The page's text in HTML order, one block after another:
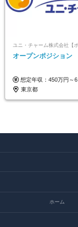
オープンポジション
想定年収：450万円～650万円 ※経験・能力を考慮の上、規定により優遇いたします ※試用期間6ヵ月（その間の給与・待遇に変動はありません）
東京都
ホーム